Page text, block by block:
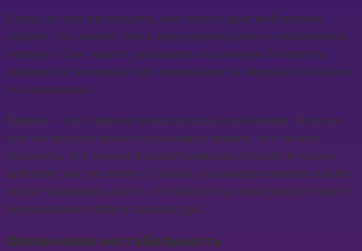
Когда во сне вы видите, как много красной вишни
падает, это может быть предупреждение о возможных
потерях. Сон может указывать на потерю богатства,
любимого человека или возможность неудачи в каком-
то начинании.
Вишня — это символ плодородия и изобилия. Если во
сне вы видите много падающих вишен, это может
означать, что время процветания наступило и удача
шлёпнет вас по плечу. Однако, падающие вишни также
могут указывать на то, что богатство или счастье могут
неожиданно уйти из ваших рук.
Финансовая нестабильность